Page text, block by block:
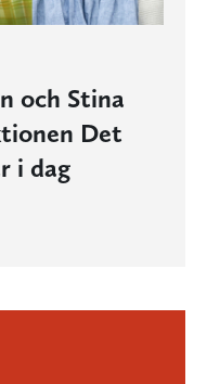
och Stina
Det
i dag